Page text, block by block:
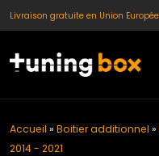
Livraison gratuite en Union
Accueil » Boitier additionnel »
2014 - 2021